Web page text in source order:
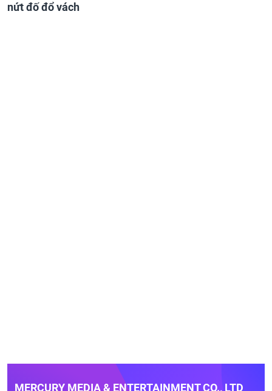
nứt đố đổ vách
MERCURY MEDIA & ENTERTAINMENT CO., LTD